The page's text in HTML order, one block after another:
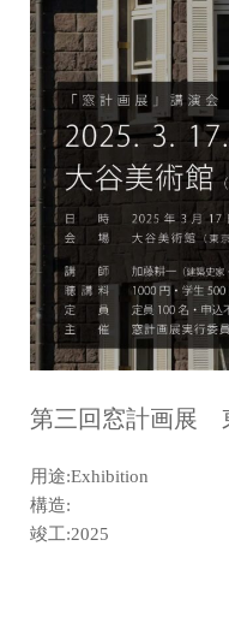
第三回窓計画展
用途:Exhibition
構造:
竣工:2025